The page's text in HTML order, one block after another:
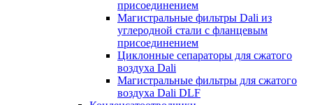
присоединением
Магистральные фильтры Dali из
углеродной стали с фланцевым
присоединением
Циклонные сепараторы для сжатого
воздуха Dali
Магистральные фильтры для сжатого
воздуха Dali DLF